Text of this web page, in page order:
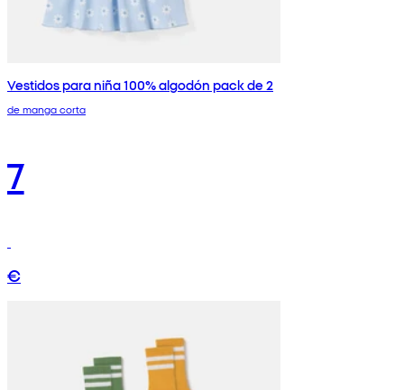
Vestidos para niña 100% algodón pack de 2
de manga corta
7
€